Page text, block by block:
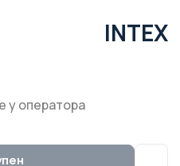
INTEX
у оператора